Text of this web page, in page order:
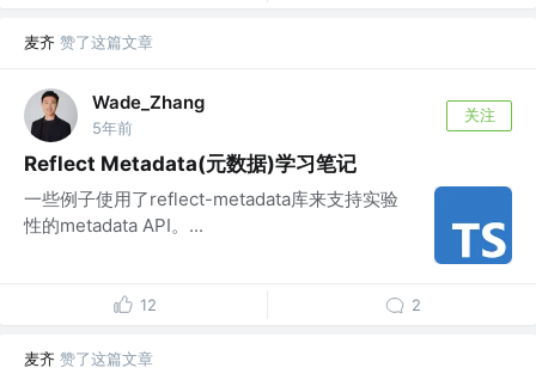
麦齐 赞了这篇文章
Wade_Zhang
5年前
关注
Reflect Metadata(元数据)学习笔记
一些例子使用了reflect-metadata库来支持实验
性的metadata API。...
12 2
麦齐 赞了这篇文章